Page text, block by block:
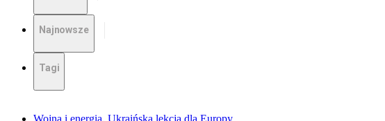
Najnowsze
Tagi
Wojna i energia. Ukraińska lekcja dla Europy